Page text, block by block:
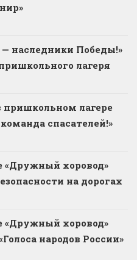
наследники Победы!»
лагеря
пришкольном лагере
спасателей!»
«Дружный хоровод»
на дорогах
«Дружный хоровод»
народов России»